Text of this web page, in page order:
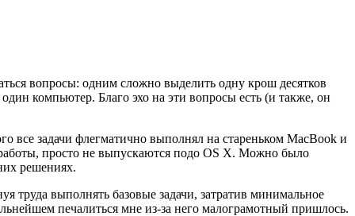
вопросы: одним сложно выделить одну крош десятков
компьютер. Благо эхо на эти вопросы есть (и также, он
все задачи флегматично выполнял на стареньком MacBook и
просто не выпускаются подо OS X. Можно было
решениях.
труда выполнять базовые задачи, затратив минимальное
печалиться мне из-за него малограмотный пришлось.